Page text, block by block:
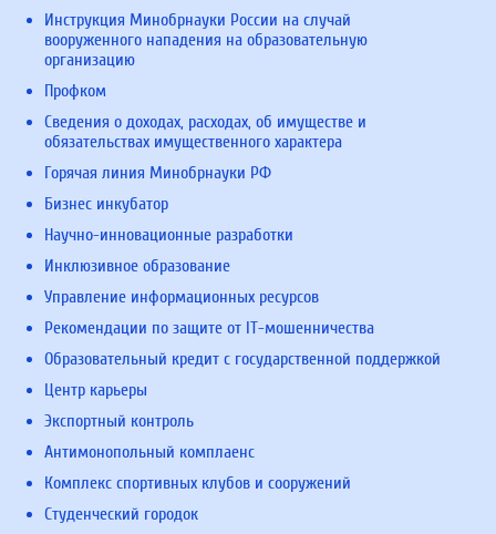
Инструкция Минобрнауки России на случай
вооруженного нападения на образовательную
организацию
Профком
Сведения о доходах, расходах, об имуществе и
обязательствах имущественного характера
Горячая линия Минобрнауки РФ
Бизнес инкубатор
Научно-инновационные разработки
Инклюзивное образование
Управление информационных ресурсов
Рекомендации по защите от IT-мошенничества
Образовательный кредит с государственной поддержкой
Центр карьеры
Экспортный контроль
Антимонопольный комплаенс
Комплекс спортивных клубов и сооружений
Студенческий городок